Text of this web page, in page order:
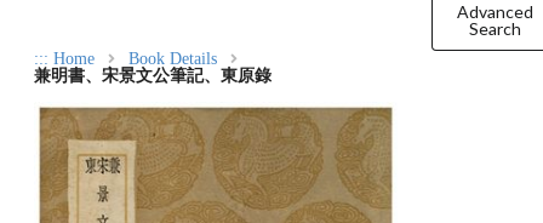
Advanced
Search
::: Home
Book Details
兼明書、宋景文公筆記、東原錄